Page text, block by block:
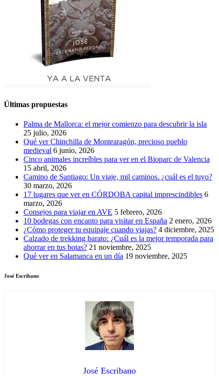
Últimas propuestas
Palma de Mallorca: el mejor comienzo para descubrir la isla
25 julio, 2026
Qué ver Chinchilla de Montearagón, precioso pueblo
medieval 6 junio, 2026
Cinco animales increíbles para ver en el Bioparc de Valencia
15 abril, 2026
Camino de Santiago: Un viaje, mil caminos. ¿cuál es el tuyo?
30 marzo, 2026
17 lugares que ver en CÓRDOBA capital imprescindibles 6
marzo, 2026
Consejos para viajar en AVE 5 febrero, 2026
10 bodegas con encanto para visitar en España 2 enero, 2026
¿Cómo proteger tu equipaje cuando viajas? 4 diciembre, 2025
Calzado de trekking barato: ¿Cuál es la mejor temporada para
ahorrar en tus botas? 21 noviembre, 2025
Qué ver en Salamanca en un día 19 noviembre, 2025
José Escribano
José Escribano